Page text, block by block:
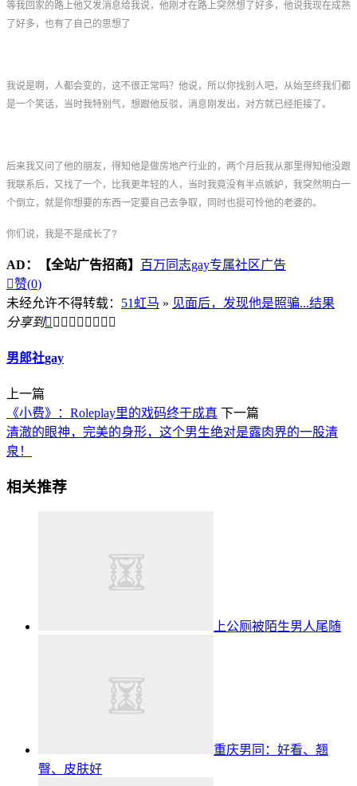
等我回家的路上他又发消息给我说，他刚才在路上突然想了好多，他说我现在成熟
了好多，也有了自己的思想了
我说是啊，人都会变的，这不很正常吗？他说，所以你找别人吧，从始至终我们都
是一个笑话，当时我特别气，想跟他反驳，消息刚发出，对方就已经拒接了。
后来我又问了他的朋友，得知他是做房地产行业的，两个月后我从那里得知他没跟
我联系后，又找了一个，比我更年轻的人，当时我竟没有半点嫉妒，我突然明白一
个倒立，就是你想要的东西一定要自己去争取，同时也挺可怜他的老婆的。
你们说，我是不是成长了?
AD： 【全站广告招商】 百万同志gay专属社区广告
赞(0)
未经允许不得转载： 51虹马 » 见面后，发现他是照骗...结果
分享到        
男郎社gay
上一篇
《小费》：Roleplay里的戏码终于成真 下一篇
清澈的眼神，完美的身形，这个男生绝对是露肉界的一股清
泉！
相关推荐
上公厕被陌生男人尾随
重庆男同：好看、翘
臀、皮肤好